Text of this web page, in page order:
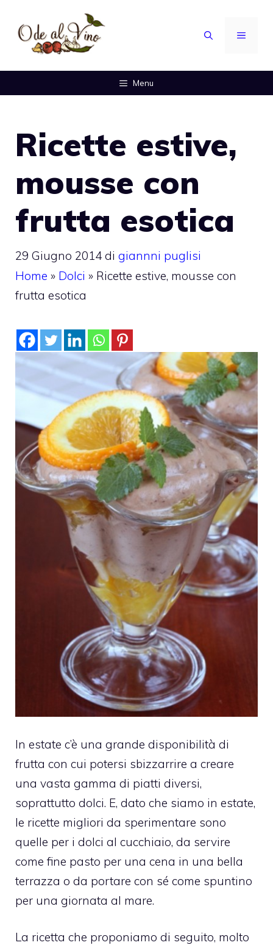
contenuto
MENU
Menu
Ricette estive,
mousse con
frutta esotica
29 Giugno 2014 di giannni puglisi
Home » Dolci » Ricette estive, mousse con
frutta esotica
In estate c’è una grande disponibilità di
frutta con cui potersi sbizzarrire a creare
una vasta gamma di piatti diversi,
soprattutto dolci. E, dato che siamo in estate,
le ricette migliori da sperimentare sono
quelle per i dolci al cucchiaio, da servire
come fine pasto per una cena in una bella
terrazza o da portare con sé come spuntino
per una giornata al mare.
La ricetta che proponiamo di seguito, molto